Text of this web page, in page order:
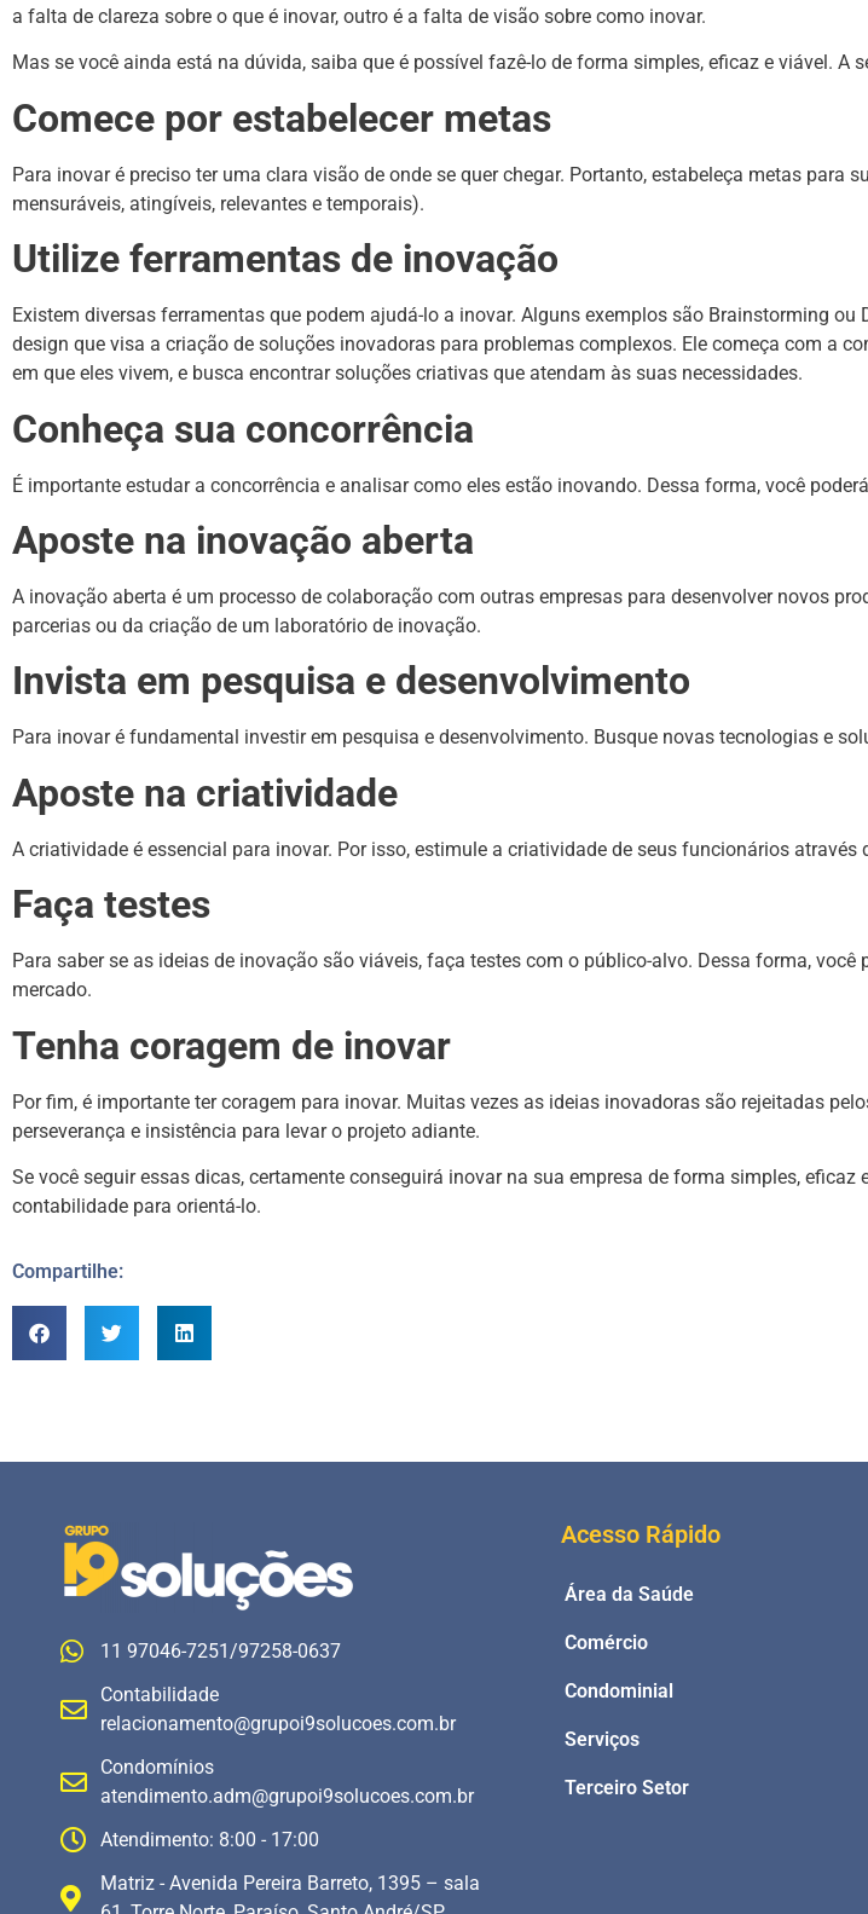
a falta de clareza sobre o que é inovar, outro é a falta de visão sobre como inovar.
Mas se você ainda está na dúvida, saiba que é possível fazê-lo de forma simples, eficaz e viável. A
Comece por estabelecer metas
Para inovar é preciso ter uma clara visão de onde se quer chegar. Portanto, estabeleça metas para
mensuráveis, atingíveis, relevantes e temporais).
Utilize ferramentas de inovação
Existem diversas ferramentas que podem ajudá-lo a inovar. Alguns exemplos são Brainstorming
design que visa a criação de soluções inovadoras para problemas complexos. Ele começa com a
em que eles vivem, e busca encontrar soluções criativas que atendam às suas necessidades.
Conheça sua concorrência
É importante estudar a concorrência e analisar como eles estão inovando. Dessa forma, você
Aposte na inovação aberta
A inovação aberta é um processo de colaboração com outras empresas para desenvolver novos
parcerias ou da criação de um laboratório de inovação.
Invista em pesquisa e desenvolvimento
Para inovar é fundamental investir em pesquisa e desenvolvimento. Busque novas tecnologias e
Aposte na criatividade
A criatividade é essencial para inovar. Por isso, estimule a criatividade de seus funcionários através
Faça testes
Para saber se as ideias de inovação são viáveis, faça testes com o público-alvo. Dessa forma,
mercado.
Tenha coragem de inovar
Por fim, é importante ter coragem para inovar. Muitas vezes as ideias inovadoras são rejeitadas
perseverança e insistência para levar o projeto adiante.
Se você seguir essas dicas, certamente conseguirá inovar na sua empresa de forma simples,
contabilidade para orientá-lo.
Compartilhe:
11 97046-7251/97258-0637
Contabilidade
relacionamento@grupoi9solucoes.com.br
Condomínios
atendimento.adm@grupoi9solucoes.com.br
Atendimento: 8:00 - 17:00
Matriz - Avenida Pereira Barreto, 1395 – sala
Acesso Rápido
Área da Saúde
Comércio
Condominial
Serviços
Terceiro Setor